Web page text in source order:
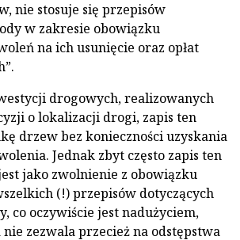
nie stosuje się przepisów
w zakresie obowiązku
na ich usunięcie oraz opłat
drogowych, realizowanych
o lokalizacji drogi, zapis ten
drzew bez konieczności uzyskania
Jednak zbyt często zapis ten
jako zwolnienie z obowiązku
(!) przepisów dotyczących
co oczywiście jest nadużyciem,
nie zezwala przecież na odstępstwa